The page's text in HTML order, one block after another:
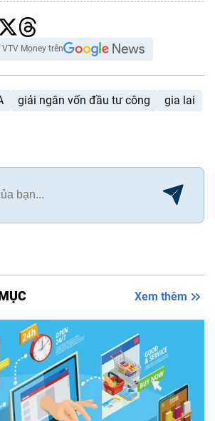
Money trên
giải ngân vốn đầu tư công gia lai
Xem thêm